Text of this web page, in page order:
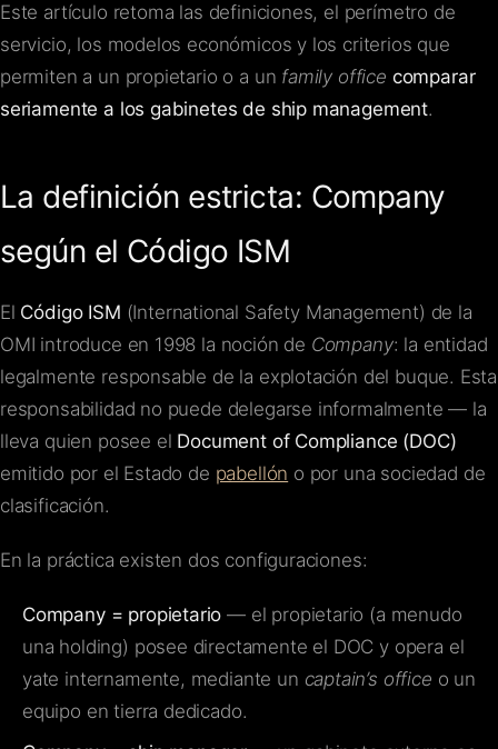
Este artículo retoma las definiciones, el perímetro de
servicio, los modelos económicos y los criterios que
permiten a un propietario o a un family office comparar
seriamente a los gabinetes de ship management.
La definición estricta: Company
según el Código ISM
El Código ISM (International Safety Management) de la
OMI introduce en 1998 la noción de Company: la entidad
legalmente responsable de la explotación del buque. Esta
responsabilidad no puede delegarse informalmente — la
lleva quien posee el Document of Compliance (DOC)
emitido por el Estado de pabellón o por una sociedad de
clasificación.
En la práctica existen dos configuraciones:
Company = propietario — el propietario (a menudo
una holding) posee directamente el DOC y opera el
yate internamente, mediante un captain’s office o un
equipo en tierra dedicado.